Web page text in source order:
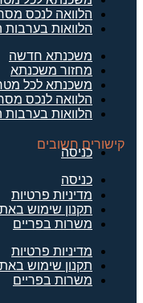
הלוואה לנכס
הלוואות בערבות
משכנתא חדשה
מחזור משכנתא
משכנתא לכל
הלוואה לנכס
הלוואות בערבות
קישורים חשובים
כניסה
כניסה
מדיניות פרטיות
תקנון שימוש
משרות בפריים
מדיניות פרטיות
תקנון שימוש
משרות בפריים